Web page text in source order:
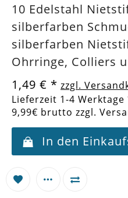
10 Edelstahl
silberfarben
silberfarben
Ohrringe, Colliers
1,49 € * zzgl.
Lieferzeit 1-4
9,99€ brutto zzgl.
In den